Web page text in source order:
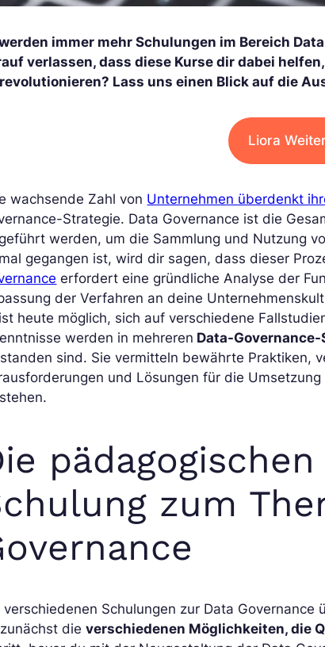
immer mehr Schulungen im Bereich
verlassen, dass diese Kurse dir dabei
Lass uns einen Blick auf die
Liora
wachsende Zahl von Unternehmen überdenkt
Strategie. Data Governance ist die
werden, um die Sammlung und Nutzung
gegangen ist, wird dir sagen, dass dieser
erfordert eine gründliche Analyse der
der Verfahren an deine
heute möglich, sich auf verschiedene
werden in mehreren Data-
sind. Sie vermitteln bewährte Praktiken,
und Lösungen für die
zum
verschiedenen Schulungen zur Data
dieverschiedenen Möglichkeiten, die